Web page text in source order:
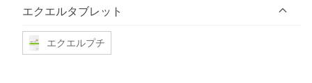
エクエルタブレット
エクエルプチ